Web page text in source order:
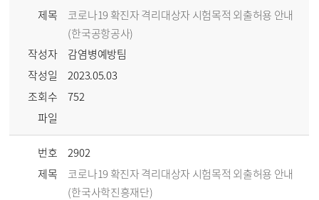
제목
코로나19 확진자 격리대상자 시험목적 외출허용 안내
(한국공항공사)
작성자
감염병예방팀
작성일
2023.05.03
조회수
752
파일
번호
2902
제목
코로나19 확진자 격리대상자 시험목적 외출허용 안내
(한국사학진흥재단)